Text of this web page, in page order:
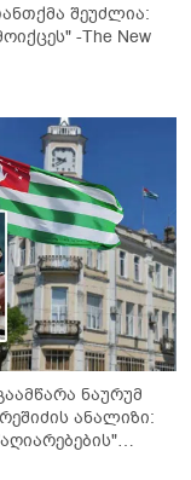
შეუძლია:
The New
ნაურუმ
ანალიზი: